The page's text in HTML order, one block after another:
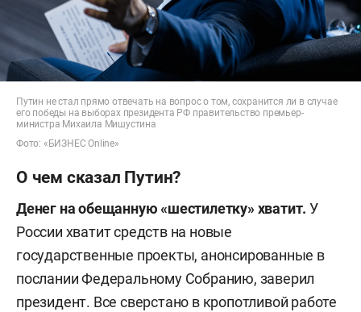
Путин не стал прямо отвечать на вопрос о том, сохранится ли в случае
его победы на выборах президента РФ правительство премьер-
министра Михаила Мишустина
Фото: «БИЗНЕС Online»
О чем сказал Путин?
Денег на обещанную «шестилетку» хватит. У
России хватит средств на новые
государственные проекты, анонсированные в
послании Федеральному Собранию, заверил
президент. Все сверстано в кропотливой работе